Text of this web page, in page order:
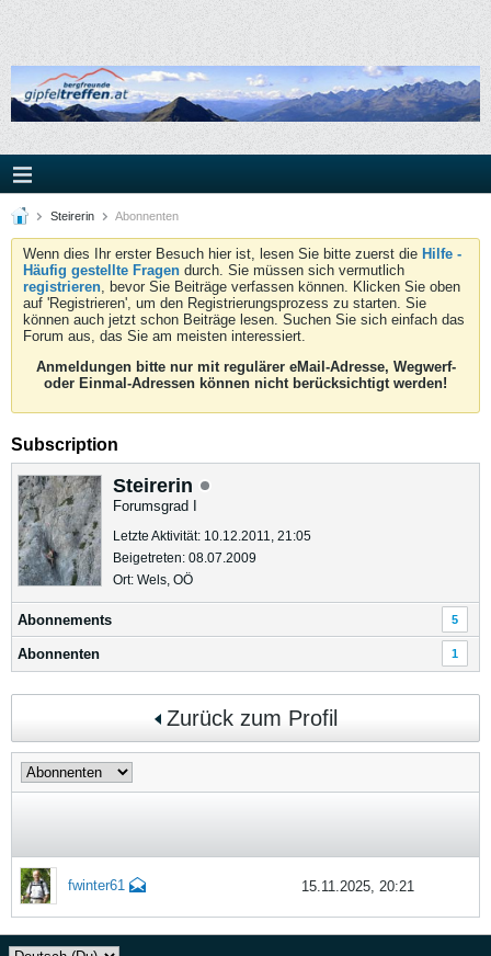
Steirerin Abonnenten
Wenn dies Ihr erster Besuch hier ist, lesen Sie bitte zuerst die Hilfe -
Häufig gestellte Fragen durch. Sie müssen sich vermutlich
registrieren, bevor Sie Beiträge verfassen können. Klicken Sie oben
auf 'Registrieren', um den Registrierungsprozess zu starten. Sie
können auch jetzt schon Beiträge lesen. Suchen Sie sich einfach das
Forum aus, das Sie am meisten interessiert.
Anmeldungen bitte nur mit regulärer eMail-Adresse, Wegwerf-
oder Einmal-Adressen können nicht berücksichtigt werden!
Subscription
Steirerin
Forumsgrad I
Letzte Aktivität: 10.12.2011, 21:05
Beigetreten: 08.07.2009
Ort: Wels, OÖ
Abonnements 5
Abonnenten 1
Zurück zum Profil
fwinter61 15.11.2025, 20:21